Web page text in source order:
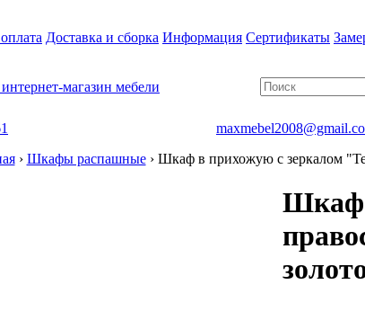
Доставка и сборка Информация Сертификаты
› Шкафы распашные› Шкаф в прихожую с зеркалом
Шкаф